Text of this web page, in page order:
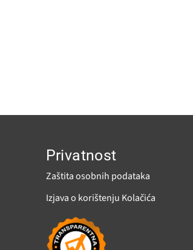
Privatnost
Zaštita osobnih podataka
Izjava o korištenju Kolačića